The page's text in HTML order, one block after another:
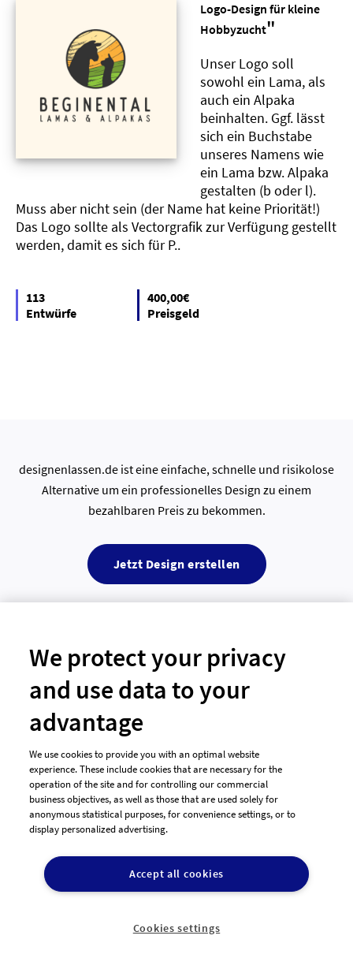
Logo-Design für kleine
Hobbyzucht"
Unser Logo soll
sowohl ein Lama, als
auch ein Alpaka
beinhalten. Ggf. lässt
sich ein Buchstabe
unseres Namens wie
ein Lama bzw. Alpaka
gestalten (b oder l).
Muss aber nicht sein (der Name hat keine Priorität!)
Das Logo sollte als Vectorgrafik zur Verfügung gestellt
werden, damit es sich für P..
113
Entwürfe
400,00€
Preisgeld
designenlassen.de ist eine einfache, schnelle und risikolose
Alternative um ein professionelles Design zu einem
bezahlbaren Preis zu bekommen.
Jetzt Design erstellen
Hast Du noch Fragen?
Wir beraten Dich gerne telefonisch
 +49 911-13136893
Montag - Donnerstag:
We protect your privacy
and use data to your
advantage
We use cookies to provide you with an optimal website
experience. These include cookies that are necessary for the
operation of the site and for controlling our commercial
business objectives, as well as those that are used solely for
anonymous statistical purposes, for convenience settings, or to
display personalized advertising.
Accept all cookies
Cookies settings